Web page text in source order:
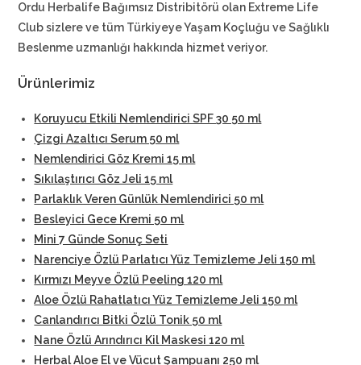
Ordu Herbalife Bağımsız Distribitörü olan Extreme Life
Club sizlere ve tüm Türkiyeye Yaşam Koçluğu ve Sağlıklı
Beslenme uzmanlığı hakkında hizmet veriyor.
Ürünlerimiz
Koruyucu Etkili Nemlendirici SPF 30 50 ml
Çizgi Azaltıcı Serum 50 ml
Nemlendirici Göz Kremi 15 ml
Sıkılaştırıcı Göz Jeli 15 ml
Parlaklık Veren Günlük Nemlendirici 50 ml
Besleyici Gece Kremi 50 ml
Mini 7 Günde Sonuç Seti
Narenciye Özlü Parlatıcı Yüz Temizleme Jeli 150 ml
Kırmızı Meyve Özlü Peeling 120 ml
Aloe Özlü Rahatlatıcı Yüz Temizleme Jeli 150 ml
Canlandırıcı Bitki Özlü Tonik 50 ml
Nane Özlü Arındırıcı Kil Maskesi 120 ml
Herbal Aloe El ve Vücut Şampuanı 250 ml